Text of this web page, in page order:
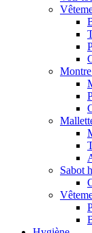
Sabot